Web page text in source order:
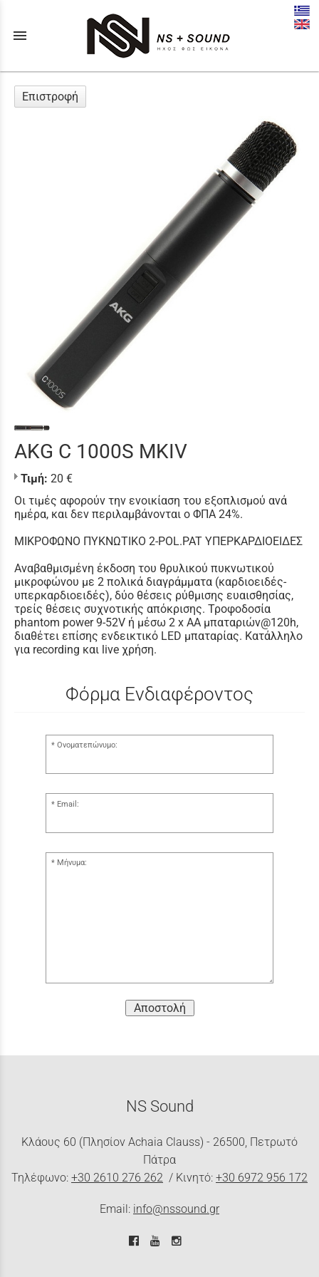
menu
Επιστροφή
AKG C 1000S MKIV
Τιμή: 20 €
Οι τιμές αφορούν την ενοικίαση του εξοπλισμού ανά
ημέρα, και δεν περιλαμβάνονται ο ΦΠΑ 24%.
ΜΙΚΡΟΦΩΝΟ ΠΥΚΝΩΤΙΚΟ 2-POL.PAT ΥΠΕΡΚΑΡΔΙΟΕΙΔΕΣ
Αναβαθμισμένη έκδοση του θρυλικού πυκνωτικού
μικροφώνου με 2 πολικά διαγράμματα (καρδιοειδές-
υπερκαρδιοειδές), δύο θέσεις ρύθμισης ευαισθησίας,
τρείς θέσεις συχνοτικής απόκρισης. Τροφοδοσία
phantom power 9-52V ή μέσω 2 x AA μπαταριών@120h,
διαθέτει επίσης ενδεικτικό LED μπαταρίας. Κατάλληλο
για recording και live χρήση.
Φόρμα Ενδιαφέροντος
Ονοματεπώνυμο:
Email:
Μήνυμα:
Αποστολή
NS Sound
Κλάους 60 (Πλησίον Achaia Clauss) - 26500, Πετρωτό
Πάτρα
Τηλέφωνο: +30 2610 276 262 / Κινητό: +30 6972 956 172
Email: info@nssound.gr